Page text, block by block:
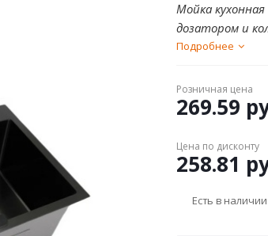
Мойка кухонная
дозатором и
Подробнее
Розничная цена
269.59
Цена по дисконту
258.81
Есть в наличии